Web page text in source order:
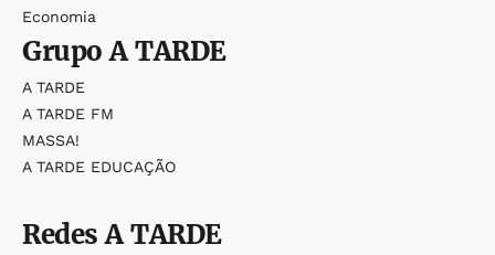
Economia
GrupoA TARDE
A TARDE
A TARDE FM
MASSA!
A TARDE EDUCAÇÃO
RedesA TARDE